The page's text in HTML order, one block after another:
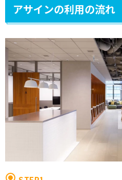
アサインの利用の流れ